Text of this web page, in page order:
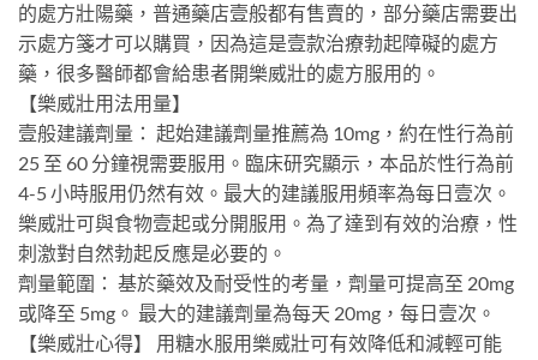
的處方壯陽藥，普通藥店壹般都有售賣的，部分藥店需要出
示處方箋才可以購買，因為這是壹款治療勃起障礙的處方
藥，很多醫師都會給患者開樂威壯的處方服用的。
【樂威壯用法用量】
壹般建議劑量： 起始建議劑量推薦為 10mg，約在性行為前
25 至 60 分鐘視需要服用。臨床研究顯示，本品於性行為前
4-5 小時服用仍然有效。最大的建議服用頻率為每日壹次。
樂威壯可與食物壹起或分開服用。為了達到有效的治療，性
刺激對自然勃起反應是必要的。
劑量範圍： 基於藥效及耐受性的考量，劑量可提高至 20mg
或降至 5mg。 最大的建議劑量為每天 20mg，每日壹次。
【樂威壯心得】 用糖水服用樂威壯可有效降低和減輕可能